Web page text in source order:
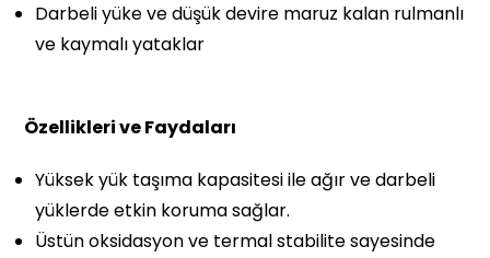
Darbeli yüke ve düşük devire maruz kalan rulmanlı
ve kaymalı yataklar
Özellikleri ve Faydaları
Yüksek yük taşıma kapasitesi ile ağır ve darbeli
yüklerde etkin koruma sağlar.
Üstün oksidasyon ve termal stabilite sayesinde